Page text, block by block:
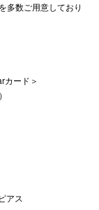
多数ご用意しており
カード＞
アス